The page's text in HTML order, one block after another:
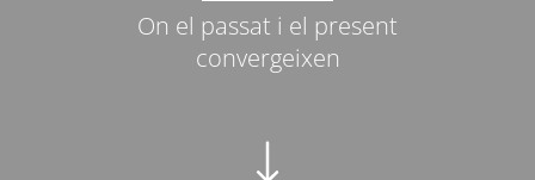
On el passat i el present
convergeixen